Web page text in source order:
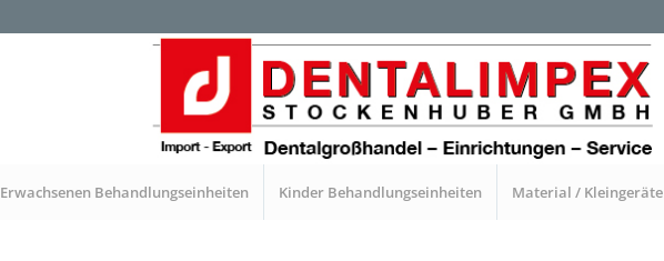
Erwachsenen Behandlungseinheiten Kinder Behandlungseinheiten Material / Kleingeräte